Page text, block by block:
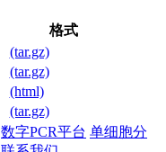
格式
(tar.gz)
(tar.gz)
(html)
(tar.gz)
数字PCR平台 单细胞分